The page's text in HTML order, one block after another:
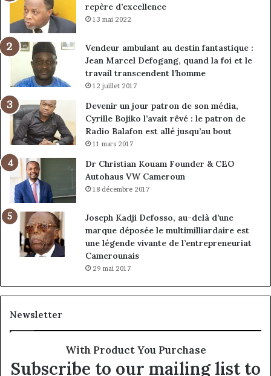
repère d’excellence
13 mai 2022
Vendeur ambulant au destin fantastique :
Jean Marcel Defogang, quand la foi et le
travail transcendent l’homme
12 juillet 2017
Devenir un jour patron de son média,
Cyrille Bojiko l’avait rêvé : le patron de
Radio Balafon est allé jusqu’au bout
11 mars 2017
Dr Christian Kouam Founder & CEO
Autohaus VW Cameroun
18 décembre 2017
Joseph Kadji Defosso, au-delà d’une
marque déposée le multimilliardaire est
une légende vivante de l’entrepreneuriat
Camerounais
29 mai 2017
Newsletter
With Product You Purchase
Subscribe to our mailing list to